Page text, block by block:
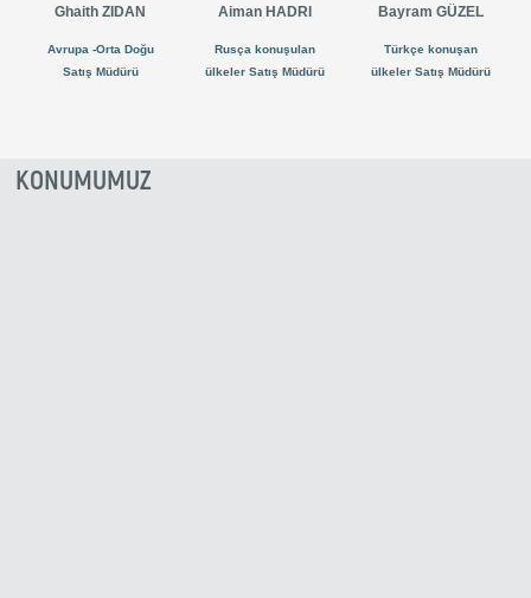
Ghaith ZIDAN
Avrupa -Orta Doğu
Satış Müdürü
Aiman HADRI
Rusça konuşulan
ülkeler Satış Müdürü
Bayram GÜZEL
Türkçe konuşan
ülkeler Satış Müdürü
KONUMUMUZ